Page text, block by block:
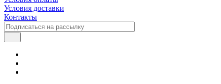
Условия доставки
Контакты